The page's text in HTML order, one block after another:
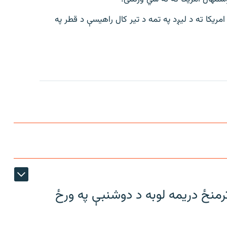
شمول څه دپاسه ۱۱۰۰ تنه افغانان امریکا ته د لیږد په تمه د تیر کال راهیسې د قطر په
دریمه لوبه د دوشنبې په ورځ